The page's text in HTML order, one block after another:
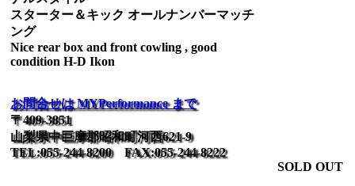
スターター＆キック オールナンバーマッチ
ング
Nice rear box and front cowling , good
condition H-D Ikon
お問合せは MYPerformance まで
〒409-3851
山梨県中巨摩郡昭和町河西621-9
TEL:055-244-8200 FAX:055-244-8222
SOLD OUT